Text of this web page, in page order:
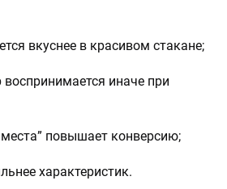
вкуснее в красивом стакане;
иначе при
места” повышает конверсию;
характеристик.